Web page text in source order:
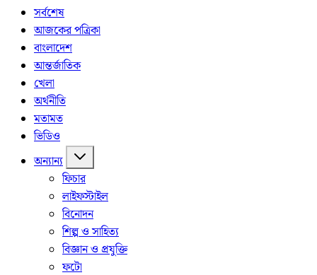
সর্বশেষ
আজকের পত্রিকা
বাংলাদেশ
আন্তর্জাতিক
খেলা
অর্থনীতি
মতামত
ভিডিও
অন্যান্য
ফিচার
লাইফস্টাইল
বিনোদন
শিল্প ও সাহিত্য
বিজ্ঞান ও প্রযুক্তি
ফটো